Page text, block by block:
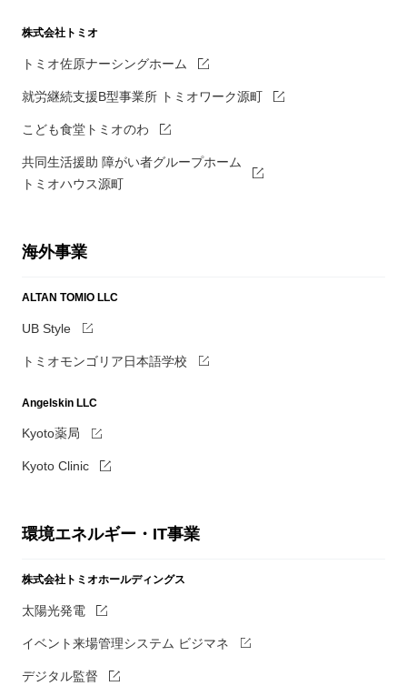
株式会社トミオ
トミオ佐原ナーシングホーム
就労継続支援B型事業所 トミオワーク源町
こども食堂トミオのわ
共同生活援助 障がい者グループホーム
トミオハウス源町
海外事業
ALTAN TOMIO LLC
UB Style
トミオモンゴリア日本語学校
Angelskin LLC
Kyoto薬局
Kyoto Clinic
環境エネルギー・IT事業
株式会社トミオホールディングス
太陽光発電
イベント来場管理システム ビジマネ
デジタル監督